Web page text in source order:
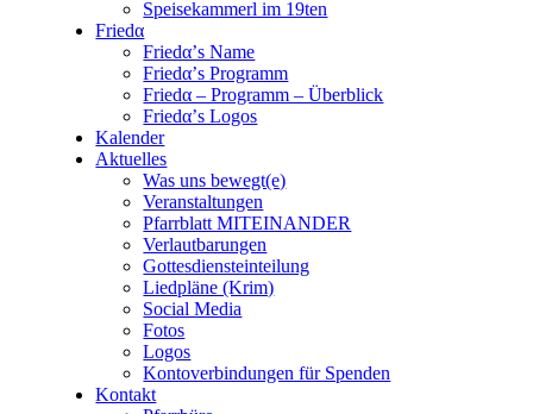
Speisekammerl im 19ten
Friedα
Friedα’s Name
Friedα’s Programm
Friedα – Programm – Überblick
Friedα’s Logos
Kalender
Aktuelles
Was uns bewegt(e)
Veranstaltungen
Pfarrblatt MITEINANDER
Verlautbarungen
Gottesdiensteinteilung
Liedpläne (Krim)
Social Media
Fotos
Logos
Kontoverbindungen für Spenden
Kontakt